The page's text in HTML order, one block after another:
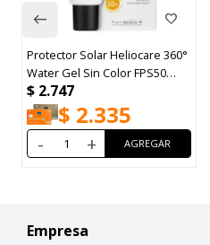
Protector Solar Heliocare 360°
Water Gel Sin Color FPS50
50ml
$ 2.747
$ 2.335
- +
Empresa